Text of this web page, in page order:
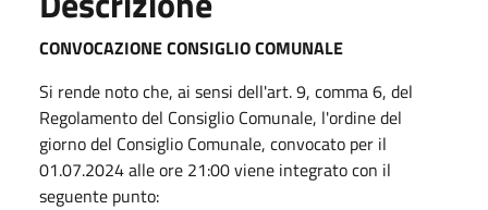
CONVOCAZIONE CONSIGLIO COMUNALE
Si rende noto che, ai sensi dell'art. 9, comma 6, del
Regolamento del Consiglio Comunale, l'ordine del
giorno del Consiglio Comunale, convocato per il
01.07.2024 alle ore 21:00 viene integrato con il
seguente punto: